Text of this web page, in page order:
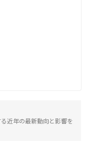
近年の最新動向と影響を